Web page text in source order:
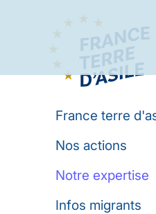
France terre
Nos actions
Notre expertise
Infos migrants